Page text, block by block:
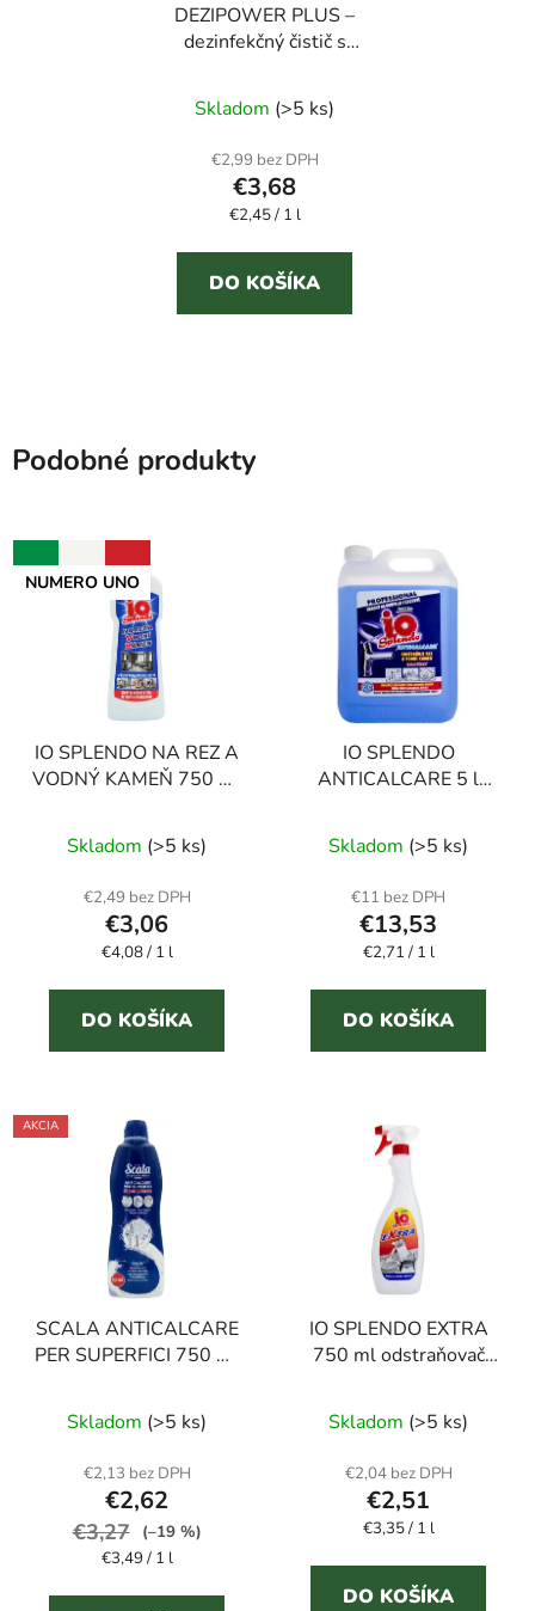
DEZIPOWER PLUS –
dezinfekčný čistič s
Skladom (>5 ks)
€2,99 bez DPH
€3,68
Jednotková
€2,45 / 1 l
DO KOŠÍKA
Podobné produkty
NUMERO UNO
IO SPLENDO NA REZ A
VODNÝ KAMEŇ 750 ml
kameňa
hodnotenie
produktu
je
4,5
z
5
hviezdičiek.
Skladom (>5 ks)
€2,49 bez DPH
€3,06
Jednotková
€4,08 / 1 l
DO KOŠÍKA
IO SPLENDO
ANTICALCARE 5 l
kameňa
hodnotenie
produktu
je
5,0
z
5
hviezdičiek.
Skladom (>5 ks)
€11 bez DPH
€13,53
Jednotková
€2,71 / 1 l
DO KOŠÍKA
AKCIA
SCALA ANTICALCARE
PER SUPERFICI 750 ml
kameňa
Skladom (>5 ks)
€2,13 bez DPH
€2,62
€3,27
(–19 %)
Jednotková
€3,49 / 1 l
IO SPLENDO EXTRA
750 ml odstraňovač
Skladom (>5 ks)
€2,04 bez DPH
€2,51
Jednotková
€3,35 / 1 l
DO KOŠÍKA